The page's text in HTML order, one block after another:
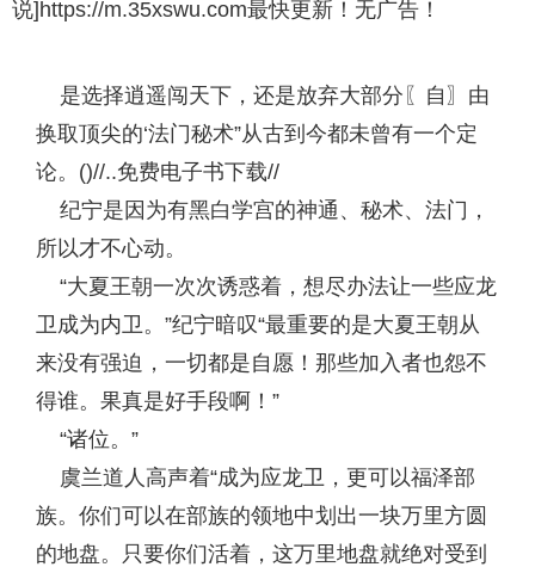
说]https://m.35xswu.com最快更新！无广告！
是选择逍遥闯天下，还是放弃大部分〖自〗由
换取顶尖的‘法门秘术”从古到今都未曾有一个定
论。()//..免费电子书下载//
纪宁是因为有黑白学宫的神通、秘术、法门，
所以才不心动。
“大夏王朝一次次诱惑着，想尽办法让一些应龙
卫成为内卫。”纪宁暗叹“最重要的是大夏王朝从
来没有强迫，一切都是自愿！那些加入者也怨不
得谁。果真是好手段啊！”
“诸位。”
虞兰道人高声着“成为应龙卫，更可以福泽部
族。你们可以在部族的领地中划出一块万里方圆
的地盘。只要你们活着，这万里地盘就绝对受到